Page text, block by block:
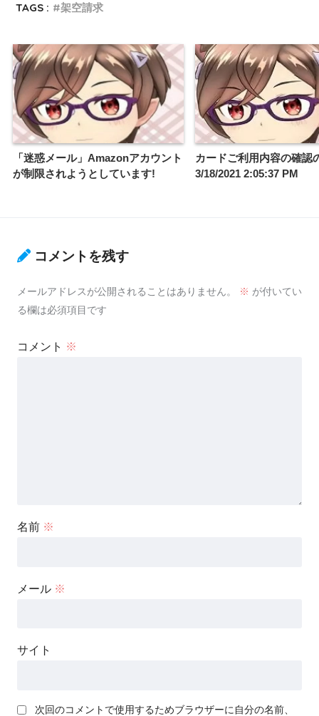
TAGS :
架空請求
「迷惑メール」Amazonアカウント
が制限されようとしています!
カードご利用内容の確認
3/18/2021 2:05:37 PM
コメントを残す
メールアドレスが公開されることはありません。 ※ が付いてい
る欄は必須項目です
コメント ※
名前 ※
メール ※
サイト
次回のコメントで使用するためブラウザーに自分の名前、